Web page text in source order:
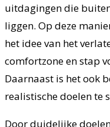
uitdagingen die
liggen. Op deze
het idee van het
comfortzone en stap
Daarnaast is het ook
realistische doelen te
Door duidelijke